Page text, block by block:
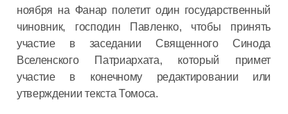
ноября на Фанар полетит один государственный
чиновник, господин Павленко, чтобы принять
участие в заседании Священного Синода
Вселенского Патриархата, который примет
участие в конечному редактировании или
утверждении текста Томоса.